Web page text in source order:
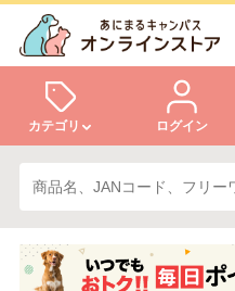
カテゴリ
犬
小動物・鳥
ログイン
ログイン
会員登録